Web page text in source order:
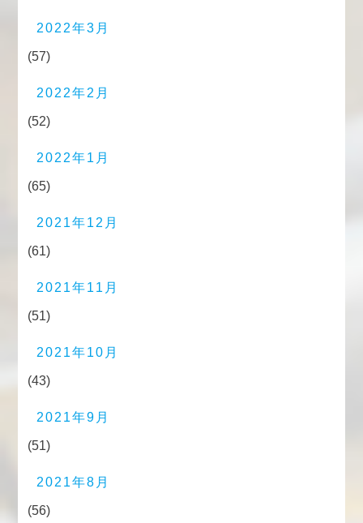
2022年3月
(57)
2022年2月
(52)
2022年1月
(65)
2021年12月
(61)
2021年11月
(51)
2021年10月
(43)
2021年9月
(51)
2021年8月
(56)